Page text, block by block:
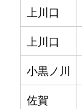
上川口
上川口
小黒ノ川
佐賀